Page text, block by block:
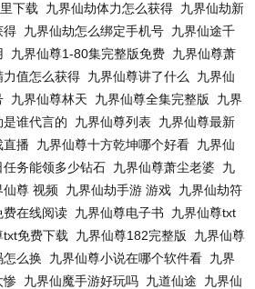
下载 九界仙劫体力怎么获得 九界仙劫新
得 九界仙劫怎么绑定手机号 九界仙途千
九界仙尊1-80集完整版免费 九界仙尊萧
力值怎么获得 九界仙尊讲了什么
九界仙
九界仙尊林天 九界仙尊全集完整版
九界
是谁代言的 九界仙尊列表
九界仙尊最新
直播 九界仙尊十方乾坤哪个好看 九界仙
任务能领多少钻石 九界仙尊萧尘老婆 九
仙尊 视频 九界仙劫手游 游戏 九界仙劫符
费在线阅读 九界仙尊电子书
九界仙尊txt
txt免费下载 九界仙尊182完整版
九界仙尊
怎么换 九界仙尊小说在哪个软件看 九界
惨 九界仙魔手游好玩吗 九道仙途
九界仙